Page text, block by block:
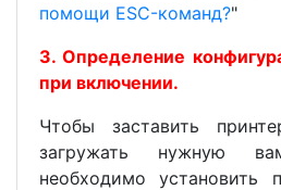
помощи ESC-команд?"
3. Определение
при включении.
Чтобы заставить
загружать нужную
необходимо установить